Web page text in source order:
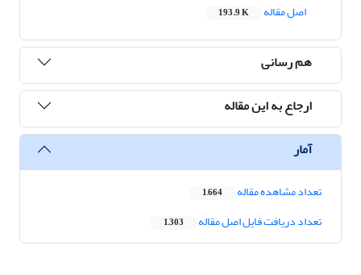
اصل مقاله
193.9 K
هم رسانی
ارجاع به این مقاله
آمار
تعداد مشاهده مقاله 1,664
تعداد دریافت فایل اصل مقاله 1,303